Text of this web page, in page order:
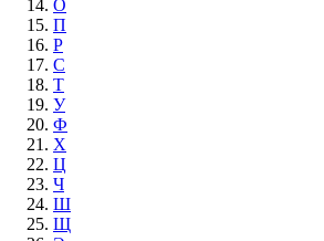
О
П
Р
С
Т
У
Ф
Х
Ц
Ч
Ш
Щ